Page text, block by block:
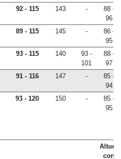
92 - 115 143 -
88 -
96
89 - 115 145 -
86 -
95
93 - 115 140
93 -
101
88 -
97
91 - 116 147 -
85 -
94
93 - 120 150 -
85 -
95
Altura
con